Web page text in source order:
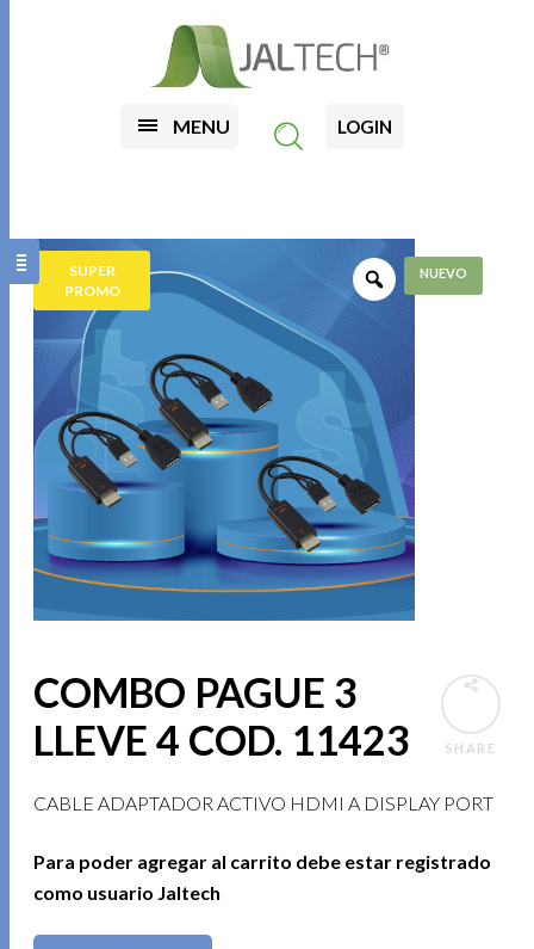
MENU LOGIN
SUPER
PROMO
SHARE
COMBO PAGUE 3
LLEVE 4 COD. 11423
CABLE ADAPTADOR ACTIVO HDMI A DISPLAY PORT
Para poder agregar al carrito debe estar registrado
como usuario Jaltech